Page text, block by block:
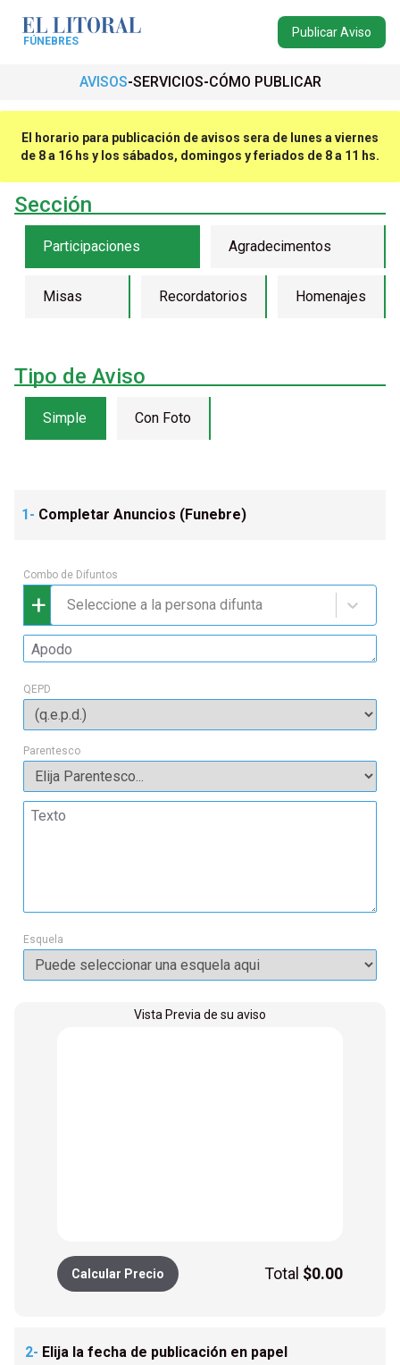
FÚNEBRES
Publicar Aviso
AVISOS SERVICIOS CÓMO PUBLICAR
El horario para publicación de avisos sera de lunes a viernes
de 8 a 16 hs y los sábados, domingos y feriados de 8 a 11 hs.
Sección
Participaciones Agradecimentos
Misas Recordatorios Homenajes
Tipo de Aviso
Simple Con Foto
1- Completar Anuncios (Funebre)
Combo de Difuntos
+ Seleccione a la persona difunta
QEPD
Parentesco
Esquela
Vista Previa de su aviso
Calcular Precio Total $0.00
2- Elija la fecha de publicación en papel